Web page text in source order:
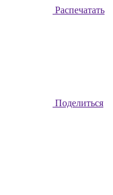
Распечатать
Поделиться